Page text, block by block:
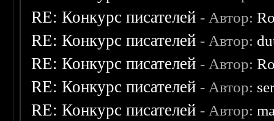
RE: Конкурс писателей - Автор:
RE: Конкурс писателей - Автор:
RE: Конкурс писателей - Автор:
RE: Конкурс писателей - Автор:
RE: Конкурс писателей - Автор: